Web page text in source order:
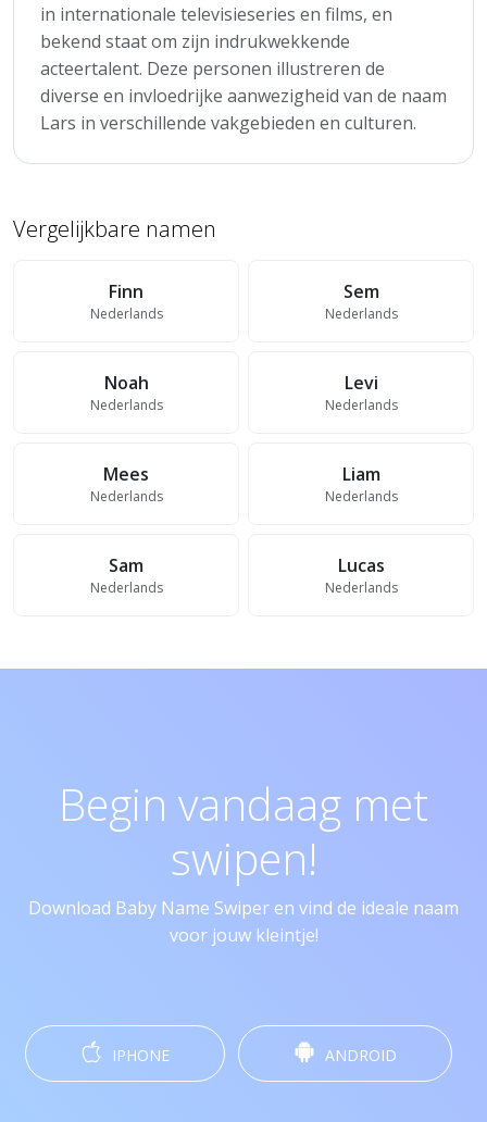
in internationale televisieseries en films, en
bekend staat om zijn indrukwekkende
acteertalent. Deze personen illustreren de
diverse en invloedrijke aanwezigheid van de naam
Lars in verschillende vakgebieden en culturen.
Vergelijkbare namen
Finn
Nederlands
Sem
Nederlands
Noah
Nederlands
Levi
Nederlands
Mees
Nederlands
Liam
Nederlands
Sam
Nederlands
Lucas
Nederlands
Begin vandaag met
swipen!
Download Baby Name Swiper en vind de ideale naam
voor jouw kleintje!
IPHONE ANDROID